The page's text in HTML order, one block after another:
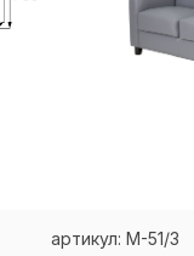
артикул: М-51/3